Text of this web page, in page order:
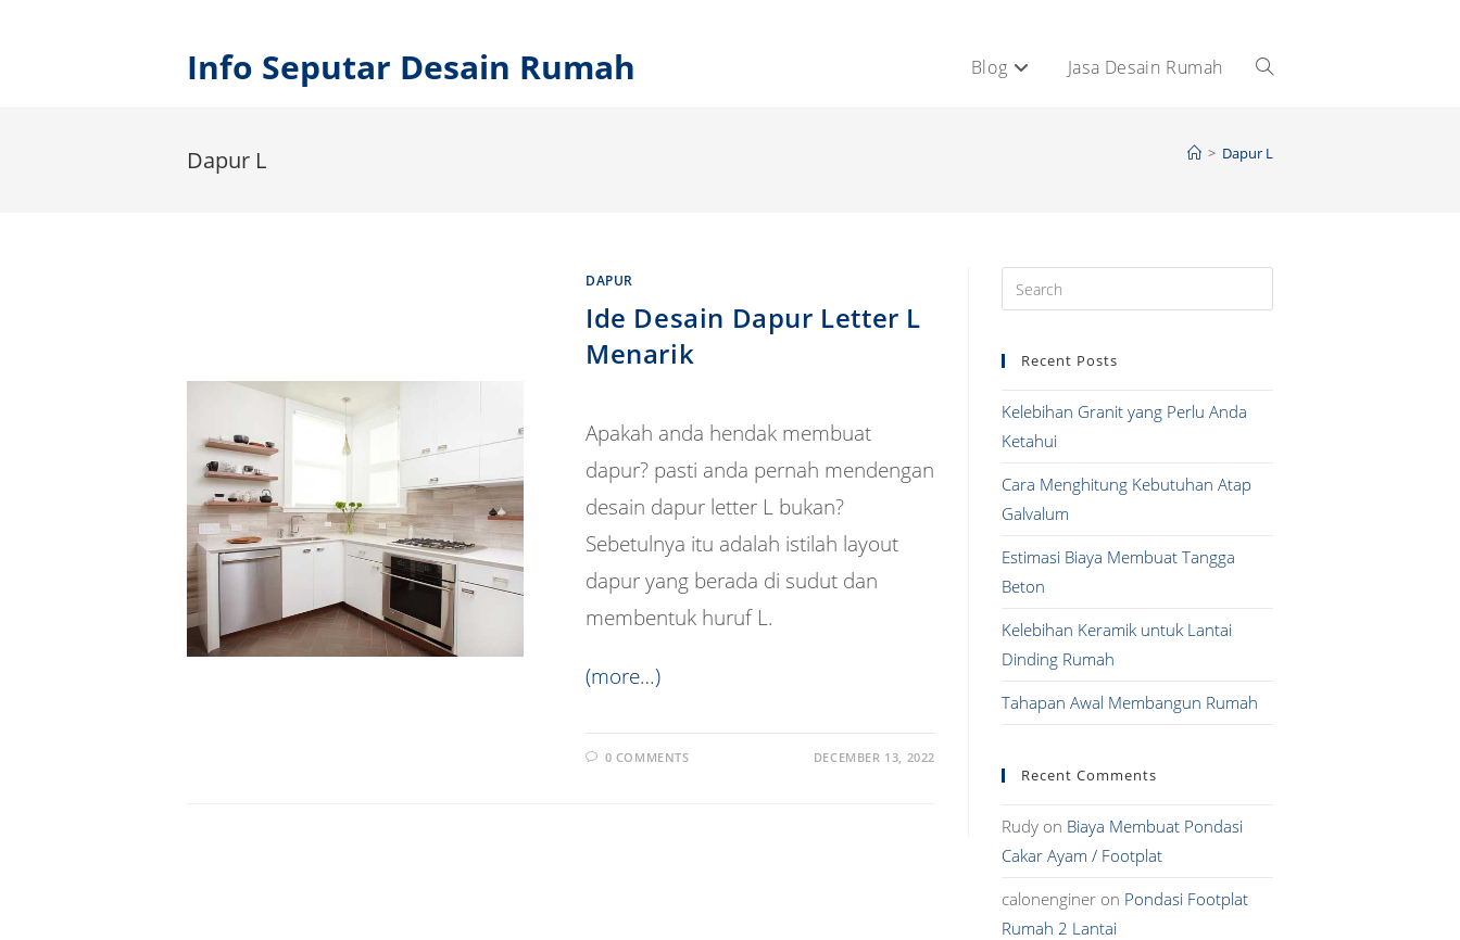
Info Seputar Desain Rumah Blog Jasa Desain Rumah Toggle
website
Dapur L > Dapur L
DAPUR
Ide Desain Dapur Letter L
Menarik
Apakah anda hendak membuat
dapur? pasti anda pernah mendengan
desain dapur letter L bukan?
Sebetulnya itu adalah istilah layout
dapur yang berada di sudut dan
membentuk huruf L.
(more…)
0 COMMENTS DECEMBER 13, 2022
Escape
Recent Posts
Kelebihan Granit yang Perlu Anda
Ketahui
Cara Menghitung Kebutuhan Atap
Galvalum
Estimasi Biaya Membuat Tangga
Beton
Kelebihan Keramik untuk Lantai
Dinding Rumah
Tahapan Awal Membangun Rumah
Recent Comments
Rudy on Biaya Membuat Pondasi
Cakar Ayam / Footplat
calonenginer on Pondasi Footplat
Rumah 2 Lantai